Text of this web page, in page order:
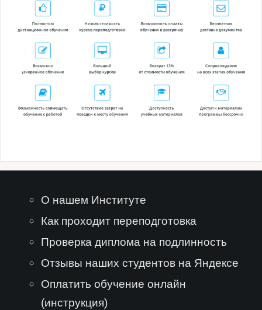
О нашем Институте
Как проходит переподготовка
Проверка диплома на подлинность
Отзывы наших студентов на Яндексе
Оплатить обучение онлайн
(инструкция)